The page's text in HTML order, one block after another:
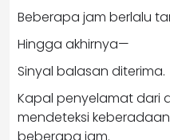
Beberapa jam berlalu
Hingga akhirnya—
Sinyal balasan diterima.
Kapal penyelamat dari
mendeteksi